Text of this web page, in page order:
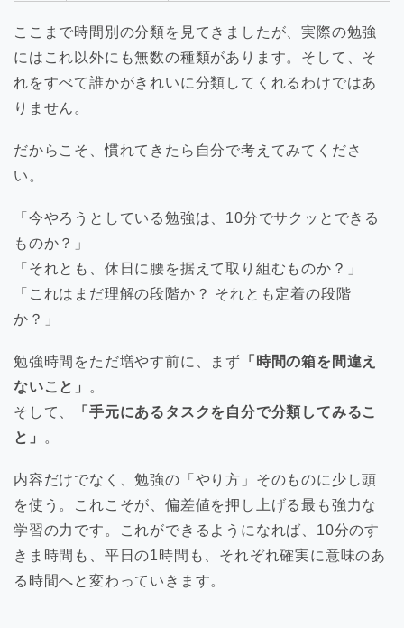
ここまで時間別の分類を見てきましたが、実際の勉強
にはこれ以外にも無数の種類があります。そして、そ
れをすべて誰かがきれいに分類してくれるわけではあ
りません。
だからこそ、慣れてきたら自分で考えてみてくださ
い。
「今やろうとしている勉強は、10分でサクッとできる
ものか？」
「それとも、休日に腰を据えて取り組むものか？」
「これはまだ理解の段階か？ それとも定着の段階
か？」
勉強時間をただ増やす前に、まず 「時間の箱を間違え
ないこと」
。
そして、
「手元にあるタスクを自分で分類してみるこ
と」
。
内容だけでなく、勉強の「やり方」そのものに少し頭
を使う。これこそが、偏差値を押し上げる最も強力な
学習の力です。これができるようになれば、10分のす
きま時間も、平日の1時間も、それぞれ確実に意味のあ
る時間へと変わっていきます。